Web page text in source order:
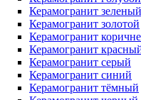
Керамогранит зеленый
Керамогранит золотой
Керамогранит
Керамогранит
Керамогранит серый
Керамогранит синий
Керамогранит тёмный